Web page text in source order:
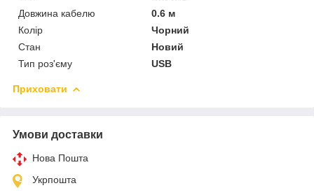
Довжина кабелю
0.6 м
Колір
Чорний
Стан
Новий
Тип роз'єму
USB
Приховати
Умови доставки
Нова Пошта
Укрпошта